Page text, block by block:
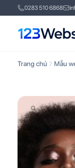
0283 510 6868
Trang chủ Mẫu